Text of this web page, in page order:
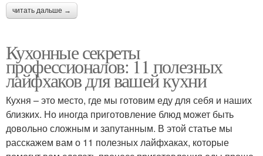
читать дальше →
Кухонные секреты
профессионалов: 11 полезных
лайфхаков для вашей кухни
Кухня – это место, где мы готовим еду для себя и наших
близких. Но иногда приготовление блюд может быть
довольно сложным и запутанным. В этой статье мы
расскажем вам о 11 полезных лайфхаках, которые